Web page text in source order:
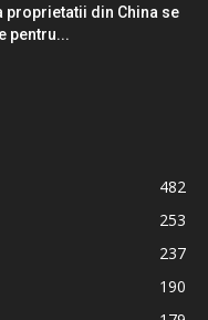
proprietatii din China se
pentru...
482
253
237
190